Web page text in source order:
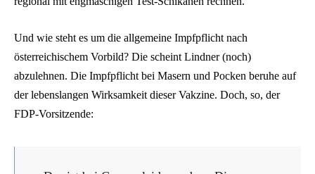
Und wie steht es um die allgemeine Impfpflicht nach
österreichischem Vorbild? Die scheint Lindner (noch)
abzulehnen. Die Impfpflicht bei Masern und Pocken beruhe auf
der lebenslangen Wirksamkeit dieser Vakzine. Doch, so, der
FDP-Vorsitzende: